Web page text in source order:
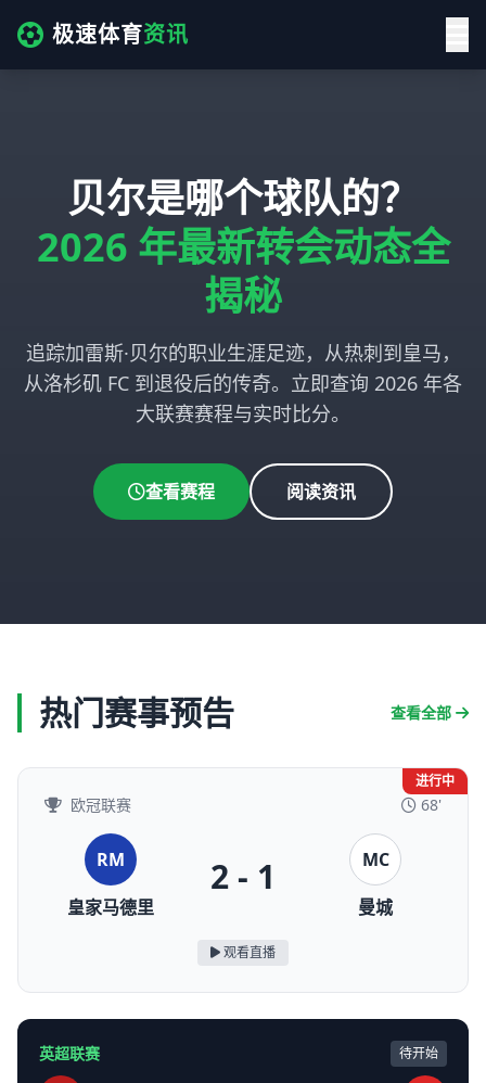
极速体育资讯
贝尔是哪个球队的？
2026 年最新转会动态全
揭秘
追踪加雷斯·贝尔的职业生涯足迹，从热刺到皇马，
从洛杉矶 FC 到退役后的传奇。立即查询 2026 年各
大联赛赛程与实时比分。
查看赛程 阅读资讯
热门赛事预告 查看全部
进行中
欧冠联赛 68'
RM
皇家马德里
2 - 1
MC
曼城
观看直播
英超联赛 待开始